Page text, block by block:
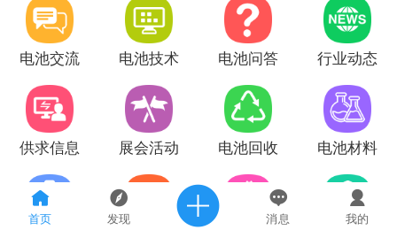
首页 发现 消息 我的
电池交流 电池技术 电池问答 行业动态
供求信息 展会活动 电池回收 电池材料